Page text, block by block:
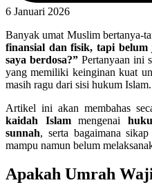
6 Januari 2026
Banyak umat Muslim bertanya-
finansial dan fisik, tapi
saya berdosa?” Pertanyaan ini
yang memiliki keinginan kuat
masih ragu dari sisi hukum Islam.
Artikel ini akan membahas
kaidah Islammengenai
sunnah, serta bagaimana
mampu namun belum
Apakah Umrah